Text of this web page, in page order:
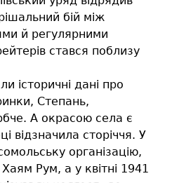
бій між
й регулярними
стався поблизу
історичні дані про
Степань,
А окрасою села є
відзначила сторіччя. У
організацію,
Рум, а у квітні 1941